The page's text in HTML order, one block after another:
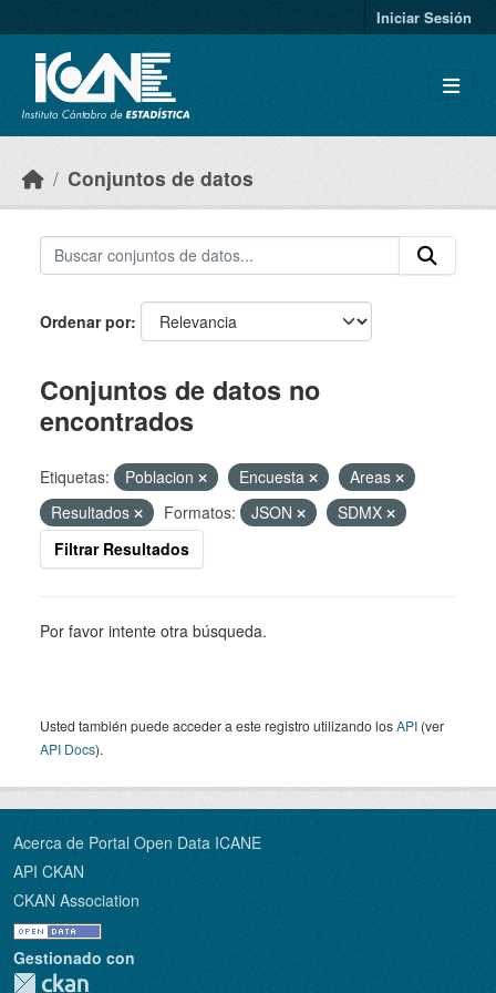
Iniciar Sesión
Conjuntos de datos
Ordenar por
Conjuntos de datos no
encontrados
Etiquetas: Poblacion Encuesta
Areas
Resultados
Formatos: JSON
SDMX
Filtrar Resultados
Por favor intente otra búsqueda.
Usted también puede acceder a este registro utilizando losAPI (ver
API Docs).
Acerca de Portal Open Data ICANE
API CKAN
CKAN Association
Gestionado con